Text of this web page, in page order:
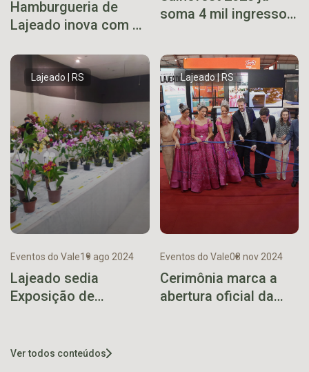
Hamburgueria de
Lajeado inova com o
hambúrguer
soma 4 mil ingressos
Lajeado | RS
Eventos do Vale19 ago 2024
Lajeado sedia
Exposição de
Lajeado | RS
Eventos do Vale08 nov 2024
Cerimônia marca a
abertura oficial da
Ver todos conteúdos